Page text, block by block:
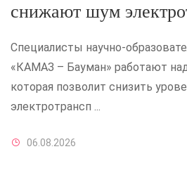
снижают шум
Специалисты научно-
«КАМАЗ – Бауман» работают над
которая позволит снизить
электротрансп ...
06.08.2026